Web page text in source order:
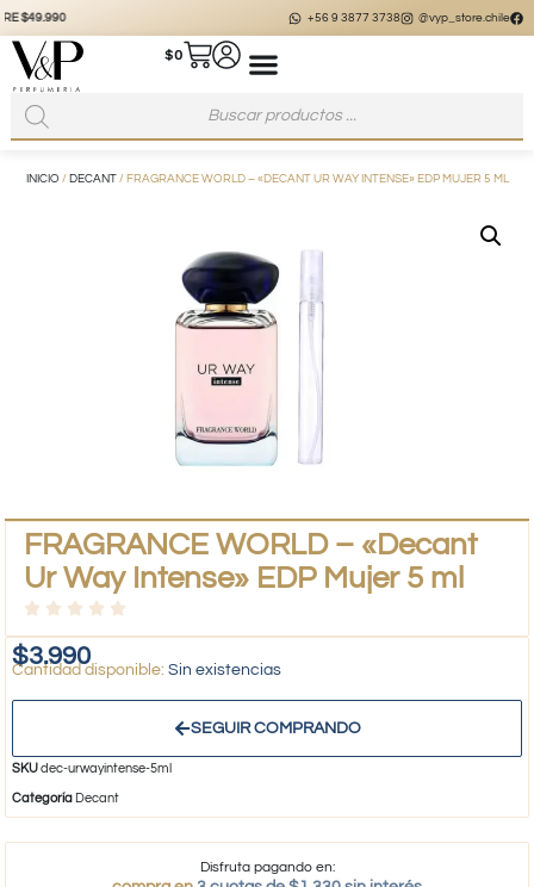
@vyp_store.chile vypstore.cl
$0
INICIO / DECANT/ FRAGRANCE WORLD – «DECANT UR WAY INTENSE» EDP MUJER 5 ML
FRAGRANCE WORLD – «Decant
Ur Way Intense» EDP Mujer 5 ml
$3.990 Sin existencias
SEGUIR COMPRANDO
SKUdec-urwayintense-5ml
Categoría Decant
Disfruta pagando en: